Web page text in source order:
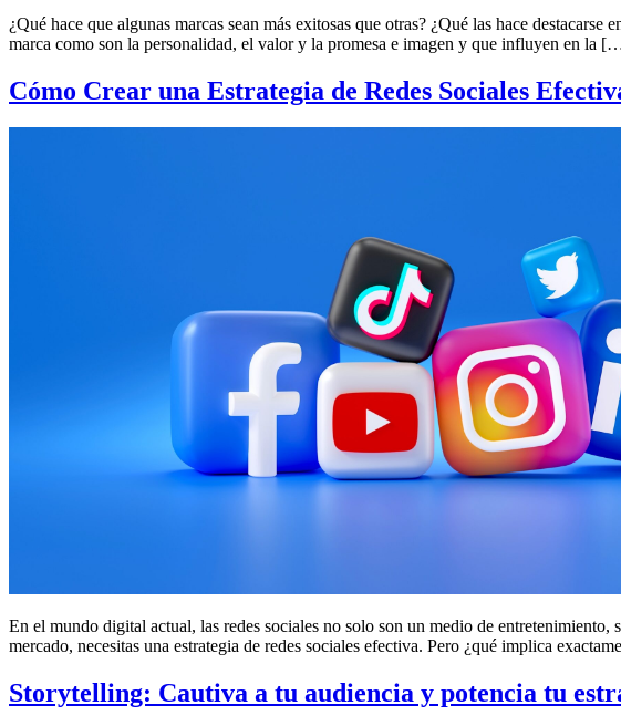
¿Qué hace que algunas marcas sean más exitosas que otras? ¿Qué las hace
marca como son la personalidad, el valor y la promesa e imagen y que influyen en la
Cómo Crear una Estrategia de Redes Sociales
En el mundo digital actual, las redes sociales no solo son un medio de
mercado, necesitas una estrategia de redes sociales efectiva. Pero ¿qué implica
Storytelling: Cautiva a tu audiencia y potencia tu